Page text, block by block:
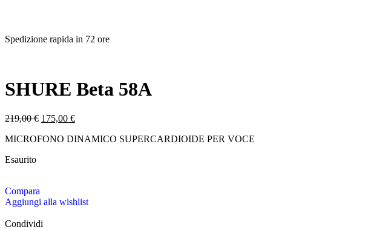
Spedizione rapida in 72 ore
SHURE Beta 58A
219,00€ 175,00 €
MICROFONO DINAMICO SUPERCARDIOIDE PER VOCE
Esaurito
Compara
Aggiungi alla wishlist
Condividi